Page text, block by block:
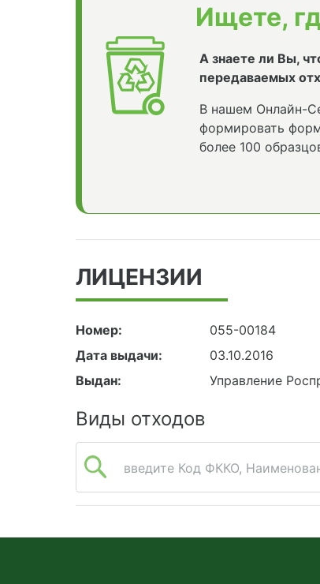
Ищете,
А знаете ли Вы,
передаваемых
В нашем Онлайн-
формировать
более 100
ЛИЦЕНЗИИ
Номер:
055-00184
Дата выдачи:
03.10.2016
Выдан:
Управление
Виды отходов
введите Код ФККО,